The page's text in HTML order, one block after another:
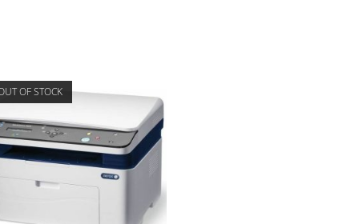
OF STOCK